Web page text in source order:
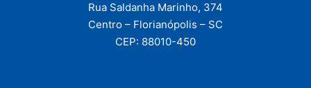
Rua Saldanha Marinho, 374
Centro – Florianópolis – SC
CEP: 88010-450